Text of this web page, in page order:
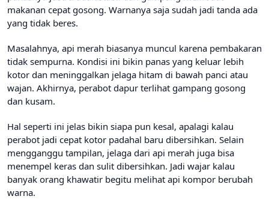
makanan cepat gosong. Warnanya saja sudah jadi tanda ada
yang tidak beres.
Masalahnya, api merah biasanya muncul karena pembakaran
tidak sempurna. Kondisi ini bikin panas yang keluar lebih
kotor dan meninggalkan jelaga hitam di bawah panci atau
wajan. Akhirnya, perabot dapur terlihat gampang gosong
dan kusam.
Hal seperti ini jelas bikin siapa pun kesal, apalagi kalau
perabot jadi cepat kotor padahal baru dibersihkan. Selain
mengganggu tampilan, jelaga dari api merah juga bisa
menempel keras dan sulit dibersihkan. Jadi wajar kalau
banyak orang khawatir begitu melihat api kompor berubah
warna.